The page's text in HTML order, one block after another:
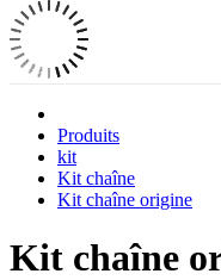
Produits
kit
Kit chaîne
Kit chaîne origine
Kit chaîne